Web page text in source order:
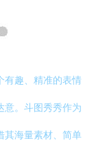
有趣、精准的表情
意。斗图秀秀作为
其海量素材、简单